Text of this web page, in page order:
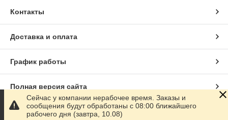
Контакты
Доставка и оплата
График работы
Полная версия сайта
Сайт создан на маркетплейсеSatu.kz
Сейчас у компании нерабочее время. Заказы и
сообщения будут обработаны с 08:00 ближайшего
рабочего дня (завтра, 10.08)